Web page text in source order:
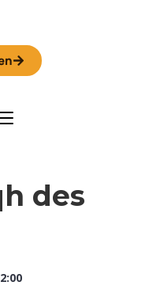
des